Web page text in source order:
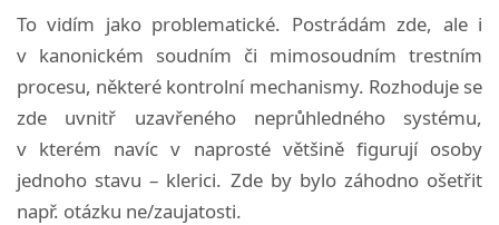
To vidím jako problematické. Postrádám zde, ale i
v kanonickém soudním či mimosoudním trestním
procesu, některé kontrolní mechanismy. Rozhoduje se
zde uvnitř uzavřeného neprůhledného systému,
v kterém navíc v naprosté většině figurují osoby
jednoho stavu – klerici. Zde by bylo záhodno ošetřit
např. otázku ne/zaujatosti.